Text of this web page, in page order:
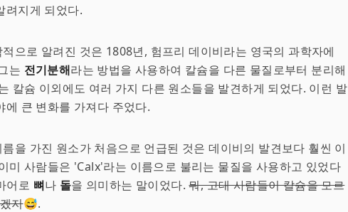
려지게 되었다.
으로 알려진 것은 1808년, 험프리 데이비라는 영국의 과학자에
는 전기분해라는 방법을 사용하여 칼슘을 다른 물질로부터 분리해
칼슘 이외에도 여러 가지 다른 원소들을 발견하게 되었다. 이런 발
에 큰 변화를 가져다 주었다.
을 가진 원소가 처음으로 언급된 것은 데이비의 발견보다 훨씬 이
미 사람들은 'Calx'라는 이름으로 불리는 물질을 사용하고 있었다
어로 뼈나 돌을 의미하는 말이었다.뭐, 고대 사람들이 칼슘을 모르
지😅.